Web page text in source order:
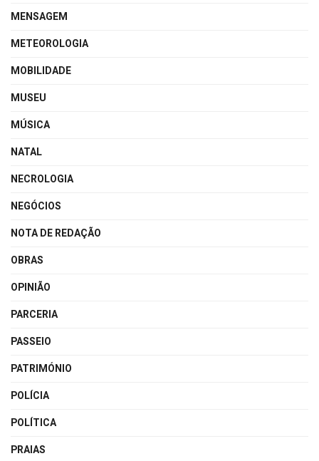
MENSAGEM
METEOROLOGIA
MOBILIDADE
MUSEU
MÚSICA
NATAL
NECROLOGIA
NEGÓCIOS
NOTA DE REDAÇÃO
OBRAS
OPINIÃO
PARCERIA
PASSEIO
PATRIMÓNIO
POLÍCIA
POLÍTICA
PRAIAS